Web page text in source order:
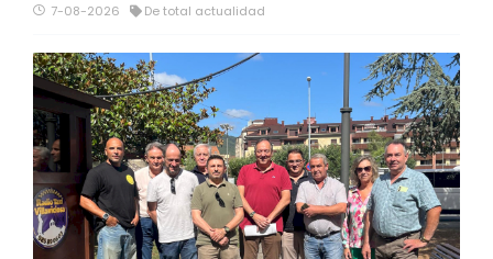
7-08-2026 De total actualidad